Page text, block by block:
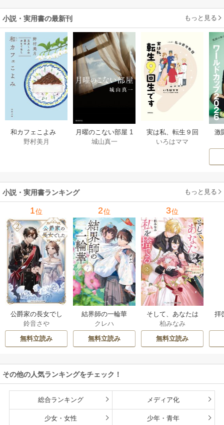
小説・実用書の最新刊 もっと見る
和カフェこよみ
五月くんの夏のお
野村美月
月曜のこない部屋 1
巻
城山真一
実は私、転生９回
生です マンガ
いろはママ
激
小説・実用書ランキング もっと見る
1位
公爵家の長女でし
た
鈴音さや
無料立読み
2位
結界師の一輪華
クレハ
無料立読み
3位
そして、あなたは
私を捨てる
柏みなみ
無料立読み
拝
その他の人気ランキングをチェック！
総合ランキング メディア化
少女・女性 少年・青年